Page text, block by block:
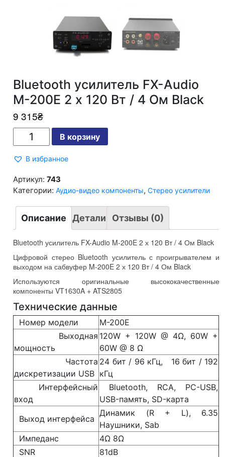
Bluetooth усилитель FX-Audio
M-200E 2 х 120 Вт / 4 Ом Black
9 315₴
усилитель
Audio
200E
2
х
Вт
Ом
В корзину
В избранное
Артикул:743
Категории:Аудио-видео компоненты,Стерео усилители
Описание Детали Отзывы (0)
Bluetooth усилитель FX-Audio M-200E 2 х 120 Вт / 4 Ом Black
Цифровой стерео Bluetooth усилитель с проигрывателем и
выходом на сабвуфер M-200E 2 х 120 Вт / 4 Ом Black
Используются оригинальные высококачественные
компоненты VT1630A + ATS2805
Технические данные
Номер модели
M-200E
Выходная
мощность
120W + 120W @ 4Ω, 60W +
60W @ 8 Ω
Частота
дискретизации USB
24 бит / 96 кГц, 16 бит / 192
кГц
Интерфейсный
вход
Bluetooth, RCA, PC-USB,
USB-память, SD-карта
Выход интерфейса
Динамик (R + L), 6.35
Наушники, Sab
Импеданс
4Ω 8Ω
SNR
81dB